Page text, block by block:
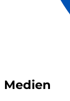
Medien